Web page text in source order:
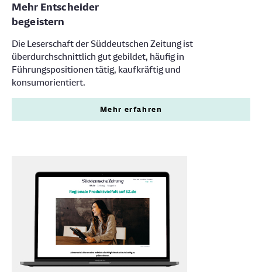
Mehr Entscheider
begeistern
Die Leserschaft der Süddeutschen Zeitung ist
überdurchschnittlich gut gebildet, häufig in
Führungspositionen tätig, kaufkräftig und
konsumorientiert.
Mehr erfahren